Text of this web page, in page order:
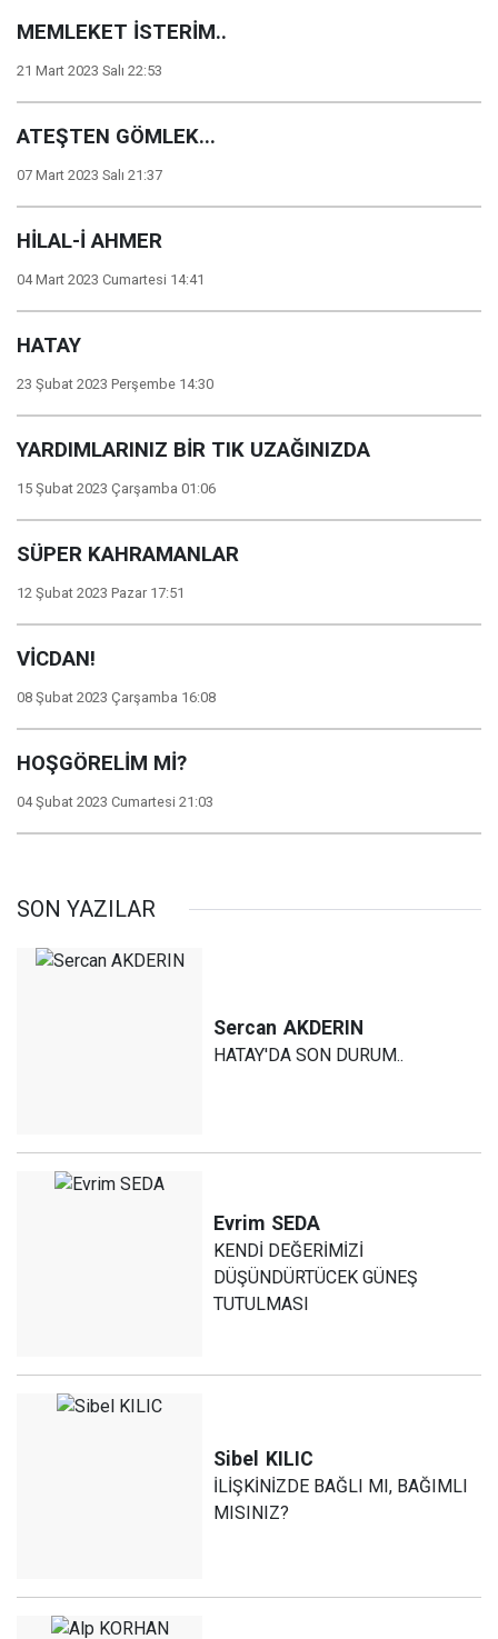
MEMLEKET İSTERİM..
21 Mart 2023 Salı 22:53
ATEŞTEN GÖMLEK...
07 Mart 2023 Salı 21:37
HİLAL-İ AHMER
04 Mart 2023 Cumartesi 14:41
HATAY
23 Şubat 2023 Perşembe 14:30
YARDIMLARINIZ BİR TIK UZAĞINIZDA
15 Şubat 2023 Çarşamba 01:06
SÜPER KAHRAMANLAR
12 Şubat 2023 Pazar 17:51
VİCDAN!
08 Şubat 2023 Çarşamba 16:08
HOŞGÖRELİM Mİ?
04 Şubat 2023 Cumartesi 21:03
SON YAZILAR
Sercan AKDERIN
HATAY'DA SON DURUM..
Evrim SEDA
KENDİ DEĞERİMİZİ
DÜŞÜNDÜRTÜCEK GÜNEŞ
TUTULMASI
Sibel KILIC
İLİŞKİNİZDE BAĞLI MI, BAĞIMLI
MISINIZ?